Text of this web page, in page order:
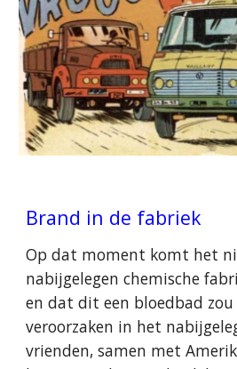
Brand in de fabriek
Op dat moment komt het
nabijgelegen chemische
en dat dit een bloedbad
veroorzaken in het
vrienden, samen met